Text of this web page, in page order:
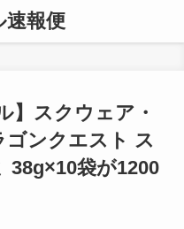
速報便
】スクウェア・
ンクエスト ス
38g×10袋が1200